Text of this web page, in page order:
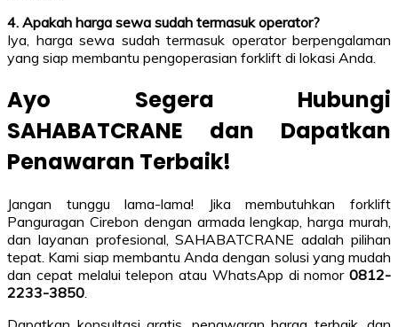
4. Apakah harga sewa sudah termasuk operator?
Iya, harga sewa sudah termasuk operator berpengalaman
yang siap membantu pengoperasian forklift di lokasi Anda.
Ayo Segera Hubungi
SAHABATCRANE dan Dapatkan
Penawaran Terbaik!
Jangan tunggu lama-lama! Jika membutuhkan forklift
Panguragan Cirebon dengan armada lengkap, harga murah,
dan layanan profesional, SAHABATCRANE adalah pilihan
tepat. Kami siap membantu Anda dengan solusi yang mudah
dan cepat melalui telepon atau WhatsApp di nomor 0812-
2233-3850